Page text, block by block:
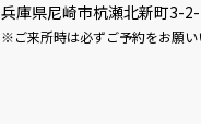
兵庫県尼崎市杭瀬北新町3-
※ご来所時は必ずご予約をお願い